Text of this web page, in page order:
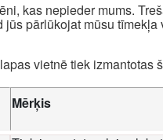
kas nepieder mums.
pārlūkojat mūsu tīmekļa
vietnē tiek izmantotas
Mērķis